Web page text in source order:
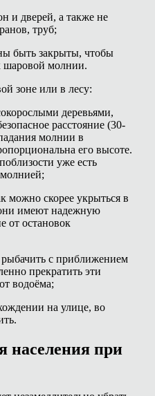
и дверей, а также не
труб;
быть закрыты, чтобы
шаровой молнии.
зоне или в лесу:
деревьями,
расстояние (30-
молнии в
его высоте.
уже есть
можно скорее укрыться в
имеют надежную
от остановок
с приближением
прекратить эти
водоёма;
на улице, во
населения при